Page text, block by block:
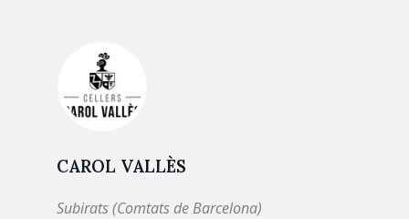
CAROL VALLÈS
Subirats (Comtats de Barcelona)